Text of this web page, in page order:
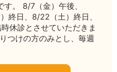
。 8/7（金）午後、
終日、8/22（土）終日、
休診とさせていただきま
つけの方のみとし、毎週